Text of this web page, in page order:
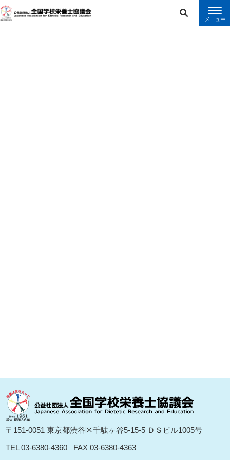
error
〒151-0051 東京都渋⾕区千駄ヶ⾕5-15-5 ＤＳビル1005号
TEL 03-6380-4360
FAX 03-6380-4363